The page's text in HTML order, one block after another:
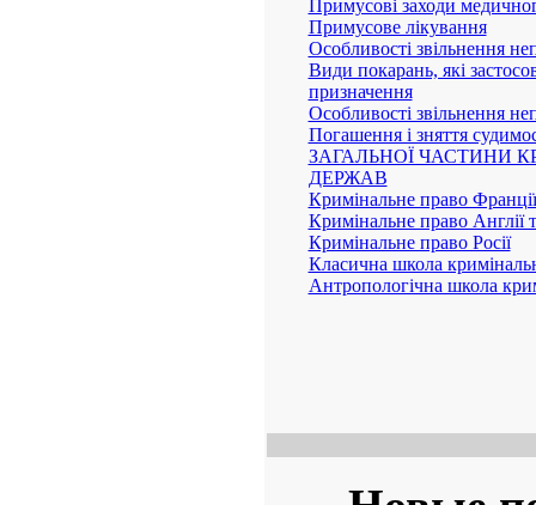
Примусові заходи
Примусове лікування
Особливості звільнення
Види покарань, які
призначення
Особливості звільнення
Погашення і зняття
ЗАГАЛЬНОЇ ЧАСТИНИ
ДЕРЖАВ
Кримінальне право
Кримінальне право
Кримінальне право Росії
Класична школа
Антропологічна школа